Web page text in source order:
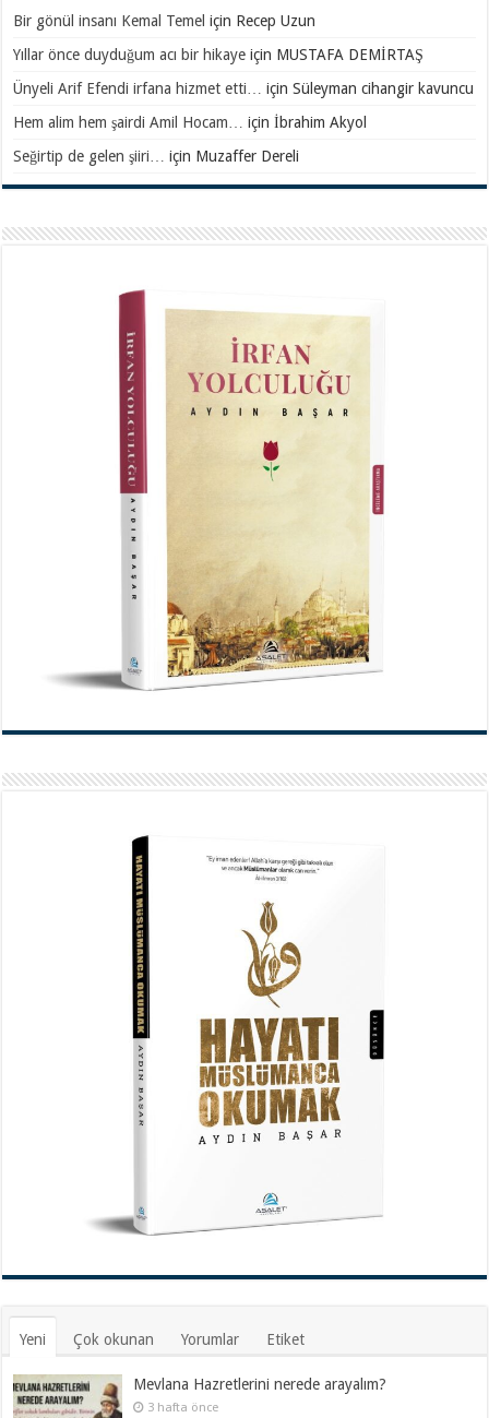
Bir gönül insanı Kemal Temel için Recep Uzun
Yıllar önce duyduğum acı bir hikaye için MUSTAFA DEMİRTAŞ
Ünyeli Arif Efendi irfana hizmet etti… içinSüleyman cihangir kavuncu
Hem alim hem şairdi Amil Hocam… içinİbrahim Akyol
Seğirtip de gelen şiiri… için Muzaffer Dereli
Yeni Çok okunan Yorumlar Etiket
Mevlana Hazretlerini nerede arayalım?
3 hafta önce